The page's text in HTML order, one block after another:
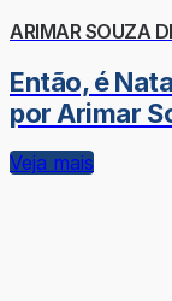
ARIMAR SOUZA
Então, é
por Arimar
Veja mais